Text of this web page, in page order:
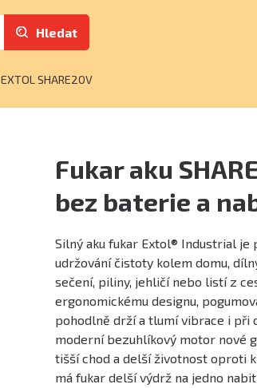
Hledat
EXTOL SHARE20V
Fukar aku
bez baterie a
Silný aku fukar Extol® Industrial
udržování čistoty kolem domu,
sečení, piliny, jehličí nebo listí z
ergonomickému designu,
pohodlně drží a tlumí vibrace i při
moderní bezuhlíkový motor nové
tišší chod a delší životnost oproti
má fukar delší výdrž na jedno